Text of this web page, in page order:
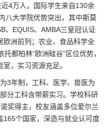
4万人，国际学生来自130余
八大学院优势突出，其中斯莫
、EQUIS、AMBA三皇冠认证
欧洲前列；农业、食品科学全
都柏林“欧洲硅谷”区位优势，
，实习资源充足。
3年制，工科、医学、兽医为
分工科含带薪实习。学校科研
奖得主，校友涵盖多位爱尔兰
165个国家，深造与就业认可度